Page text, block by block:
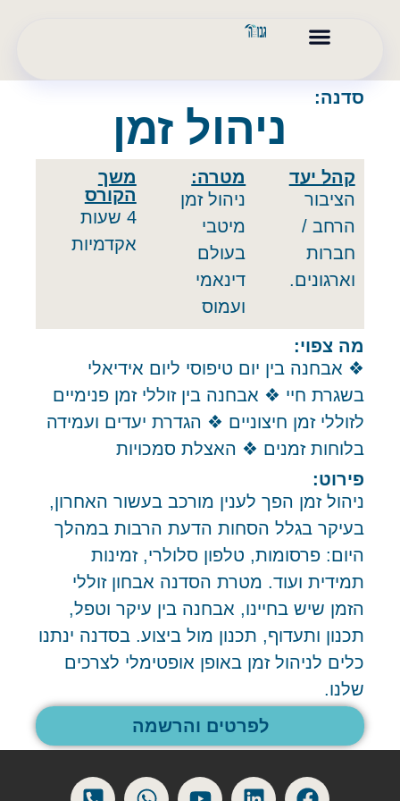
סדנה:
ניהול זמן
קהל יעד
הציבור
הרחב /
חברות
וארגונים.
מטרה:
ניהול זמן
מיטבי
בעולם
דינאמי
ועמוס
משך
הקורס
4 שעות
אקדמיות
מה צפוי:
❖ אבחנה בין יום טיפוסי ליום אידיאלי
בשגרת חיי ❖ אבחנה בין זוללי זמן פנימיים
לזוללי זמן חיצוניים ❖ הגדרת יעדים ועמידה
בלוחות זמנים ❖ האצלת סמכויות
פירוט:
ניהול זמן הפך לענין מורכב בעשור האחרון,
בעיקר בגלל הסחות הדעת הרבות במהלך
היום: פרסומות, טלפון סלולרי, זמינות
תמידית ועוד. מטרת הסדנה אבחון זוללי
הזמן שיש בחיינו, אבחנה בין עיקר וטפל,
תכנון ותעדוף, תכנון מול ביצוע. בסדנה ינתנו
כלים לניהול זמן באופן אופטימלי לצרכים
שלנו.
לפרטים והרשמה